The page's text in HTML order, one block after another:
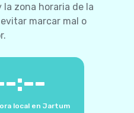
zona horaria de la
marcar mal o
:--
local en Jartum